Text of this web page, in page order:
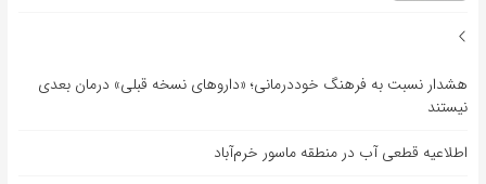
هشدار نسبت به فرهنگ خوددرمانی؛ «داروهای نسخه قبلی» درمان بعدی
نیستند
اطلاعیه قطعی آب در منطقه ماسور خرم‌آباد